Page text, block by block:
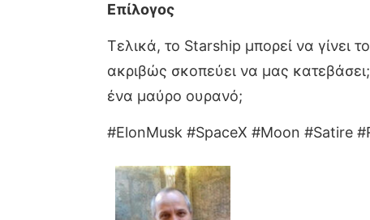
Επίλογος
Τελικά, το Starship μπορεί να γίνει
ακριβώς σκοπεύει να μας
ένα μαύρο ουρανό;
#ElonMusk #SpaceX #Moon #Satire